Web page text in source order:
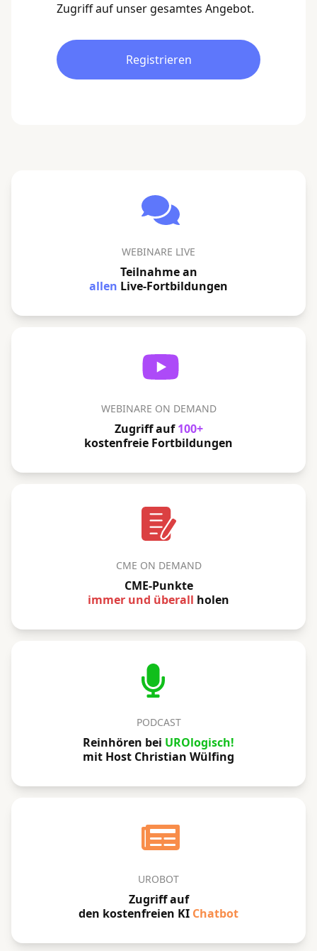
Zugriff auf unser gesamtes Angebot.
Registrieren
WEBINARE LIVE
Teilnahme an
allen Live-Fortbildungen
WEBINARE ON DEMAND
Zugriff auf100+
kostenfreie Fortbildungen
CME ON DEMAND
CME-Punkte
immer und überall holen
PODCAST
Reinhören bei UROlogisch!
mit Host Christian Wülfing
UROBOT
Zugriff auf
den kostenfreien KI Chatbot